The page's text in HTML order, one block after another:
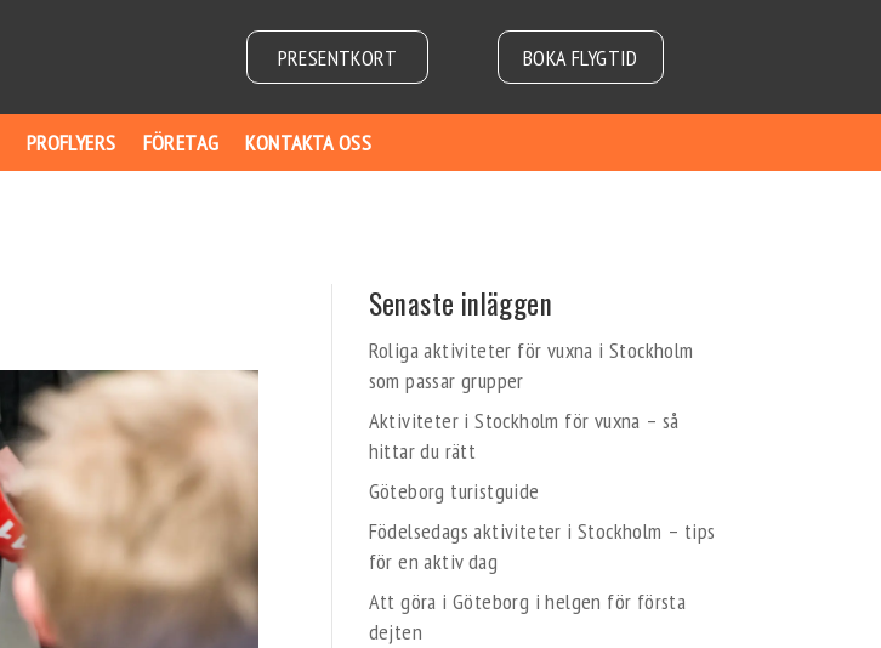
PRESENTKORT BOKA FLYGTID
PROFLYERS FÖRETAG KONTAKTA OSS
Senaste inläggen
Roliga aktiviteter för vuxna i Stockholm
som passar grupper
Aktiviteter i Stockholm för vuxna – så
hittar du rätt
Göteborg turistguide
Födelsedags aktiviteter i Stockholm – tips
för en aktiv dag
Att göra i Göteborg i helgen för första
dejten